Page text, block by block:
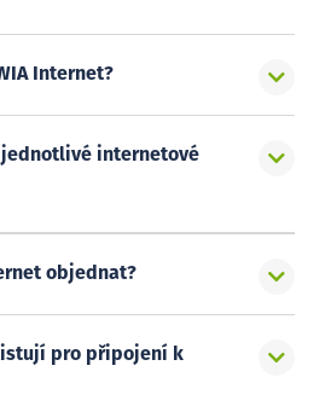
Internet?
internetové
objednat?
pro připojení k